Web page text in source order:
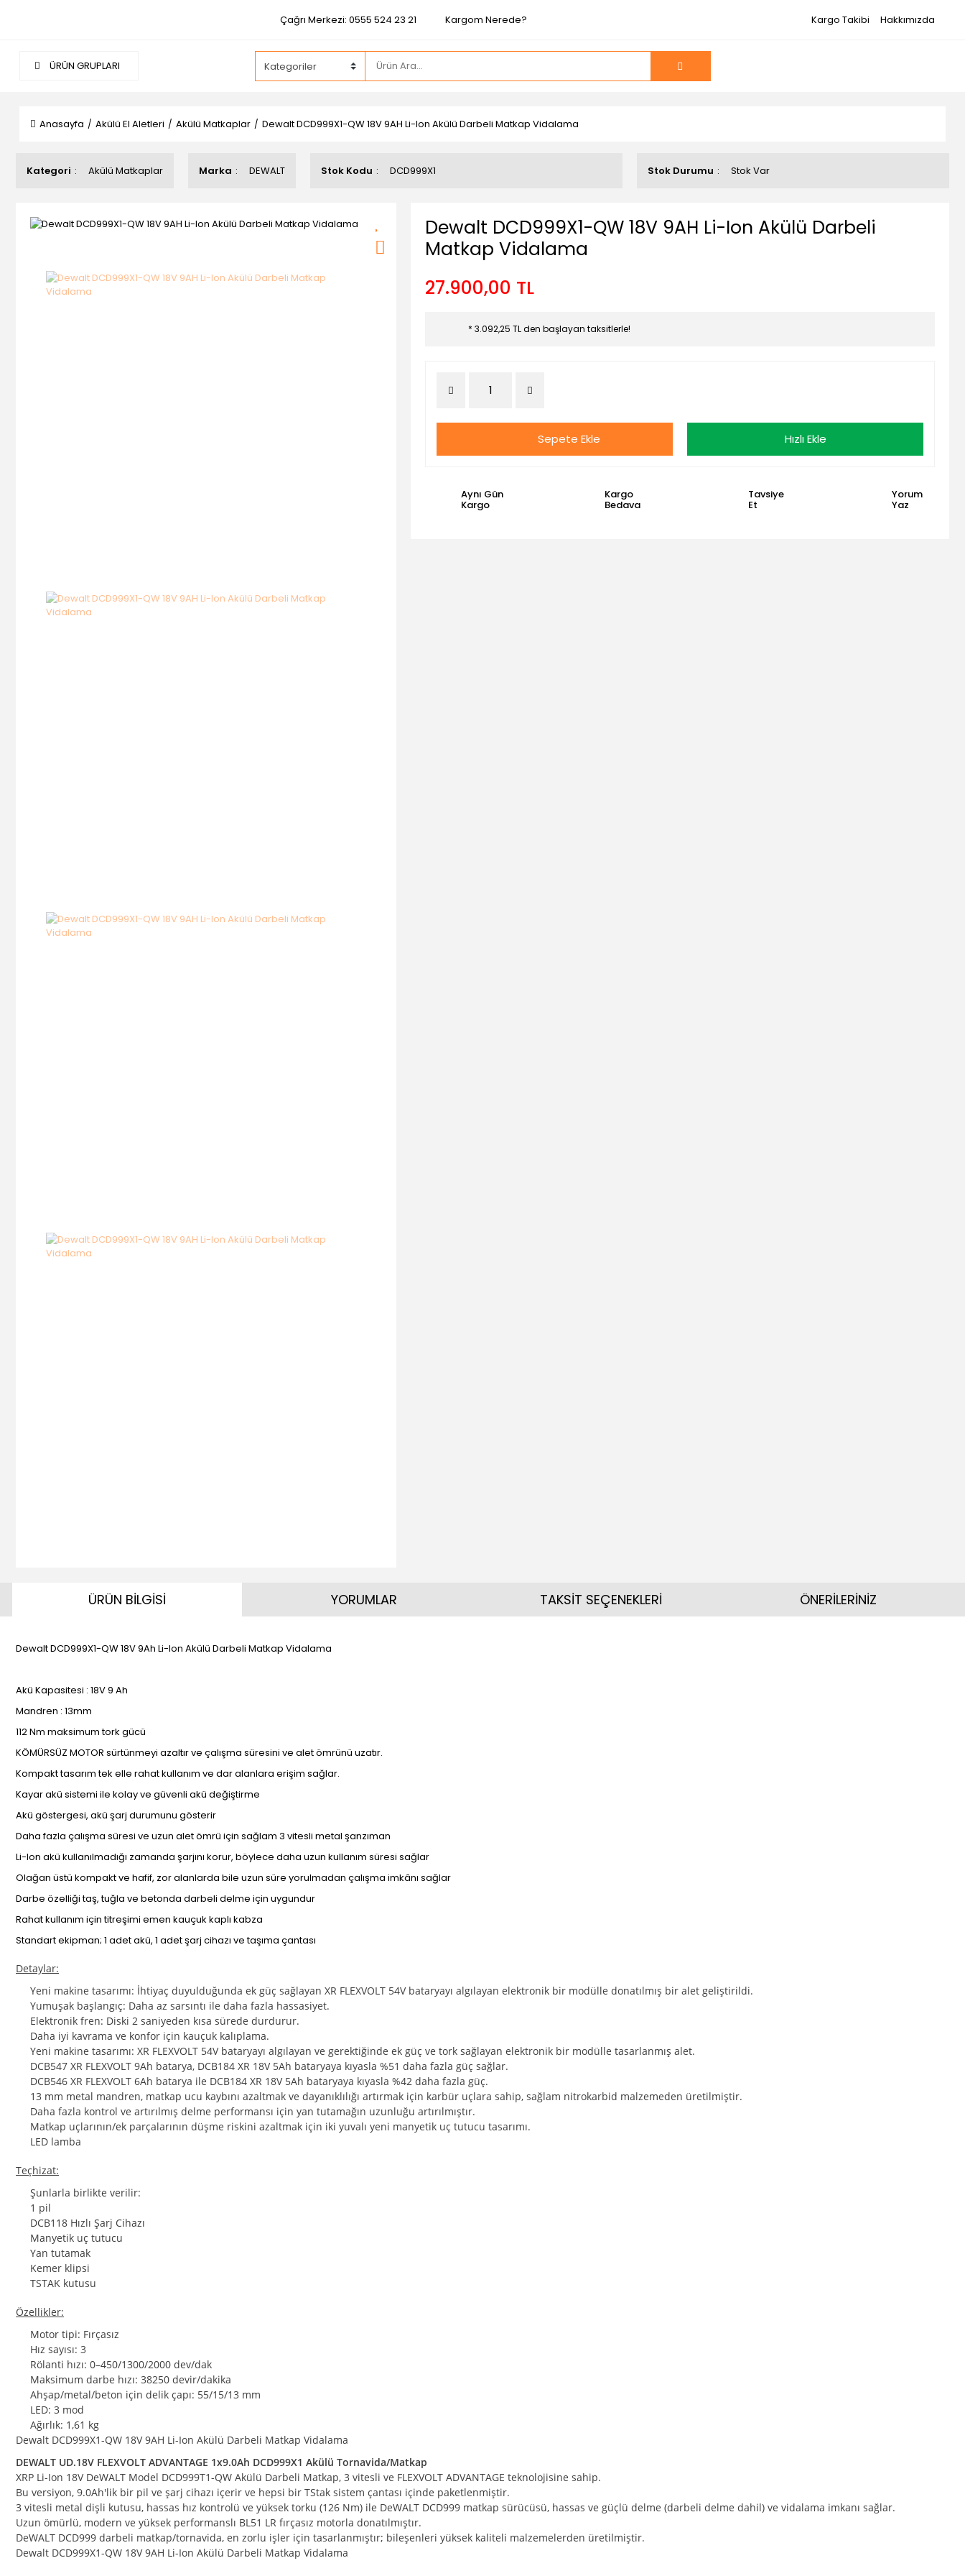
Çağrı Merkezi: 0555 524 23 21 Kargom Nerede? Kargo Takibi Hakkımızda
ÜRÜN GRUPLARI
Anasayfa Akülü El Aletleri Akülü Matkaplar Dewalt DCD999X1-QW 18V 9AH Li-Ion Akülü Darbeli Matkap Vidalama
Kategori Akülü Matkaplar Marka DEWALT Stok Kodu DCD999X1 Stok Durumu Stok Var
Dewalt DCD999X1-QW 18V 9AH Li-Ion Akülü Darbeli
Matkap Vidalama
27.900,00 TL
* 3.092,25 TL den başlayan taksitlerle!
Sepete Ekle Hızlı Ekle
Aynı Gün
Kargo
Kargo
Bedava
Tavsiye
Et
Yorum
Yaz
ÜRÜN BİLGİSİ
Dewalt DCD999X1-QW 18V 9Ah Li-Ion Akülü Darbeli Matkap Vidalama
Akü Kapasitesi : 18V 9 Ah
Mandren : 13mm
112 Nm maksimum tork gücü
KÖMÜRSÜZ MOTOR sürtünmeyi azaltır ve çalışma süresini ve alet ömrünü uzatır.
Kompakt tasarım tek elle rahat kullanım ve dar alanlara erişim sağlar.
Kayar akü sistemi ile kolay ve güvenli akü değiştirme
Akü göstergesi, akü şarj durumunu gösterir
Daha fazla çalışma süresi ve uzun alet ömrü için sağlam 3 vitesli metal şanzıman
Li-Ion akü kullanılmadığı zamanda şarjını korur, böylece daha uzun kullanım süresi sağlar
Olağan üstü kompakt ve hafif, zor alanlarda bile uzun süre yorulmadan çalışma imkânı sağlar
Darbe özelliği taş, tuğla ve betonda darbeli delme için uygundur
Rahat kullanım için titreşimi emen kauçuk kaplı kabza
Standart ekipman; 1 adet akü, 1 adet şarj cihazı ve taşıma çantası
Detaylar:
Yeni makine tasarımı: İhtiyaç duyulduğunda ek güç sağlayan XR FLEXVOLT 54V bataryayı algılayan elektronik bir modülle donatılmış bir alet geliştirildi.
Yumuşak başlangıç: Daha az sarsıntı ile daha fazla hassasiyet.
Elektronik fren: Diski 2 saniyeden kısa sürede durdurur.
Daha iyi kavrama ve konfor için kauçuk kalıplama.
Yeni makine tasarımı: XR FLEXVOLT 54V bataryayı algılayan ve gerektiğinde ek güç ve tork sağlayan elektronik bir modülle tasarlanmış alet.
DCB547 XR FLEXVOLT 9Ah batarya, DCB184 XR 18V ​​​​5Ah bataryaya kıyasla %51 daha fazla güç sağlar.
DCB546 XR FLEXVOLT 6Ah batarya ile DCB184 XR 18V ​​​​5Ah bataryaya kıyasla %42 daha fazla güç.
13 mm metal mandren, matkap ucu kaybını azaltmak ve dayanıklılığı artırmak için karbür uçlara sahip, sağlam nitrokarbid malzemeden üretilmiştir.
Daha fazla kontrol ve artırılmış delme performansı için yan tutamağın uzunluğu artırılmıştır.
Matkap uçlarının/ek parçalarının düşme riskini azaltmak için iki yuvalı yeni manyetik uç tutucu tasarımı.
LED lamba
Teçhizat:
Şunlarla birlikte verilir:
1 pil
DCB118 Hızlı Şarj Cihazı
Manyetik uç tutucu
Yan tutamak
Kemer klipsi
TSTAK kutusu
Özellikler:
Motor tipi: Fırçasız
Hız sayısı: 3
Rölanti hızı: 0–450/1300/2000 dev/dak
Maksimum darbe hızı: 38250 devir/dakika
Ahşap/metal/beton için delik çapı: 55/15/13 mm
LED: 3 mod
Ağırlık: 1,61 kg
Dewalt DCD999X1-QW 18V 9AH Li-Ion Akülü Darbeli Matkap Vidalama
DEWALT UD.18V FLEXVOLT ADVANTAGE 1x9.0Ah DCD999X1 Akülü Tornavida/Matkap
XRP Li-Ion 18V DeWALT Model DCD999T1-QW Akülü Darbeli Matkap, 3 vitesli ve FLEXVOLT ADVANTAGE teknolojisine sahip.
Bu versiyon, 9.0Ah'lik bir pil ve şarj cihazı içerir ve hepsi bir TStak sistem çantası içinde paketlenmiştir.
3 vitesli metal dişli kutusu, hassas hız kontrolü ve yüksek torku (126 Nm) ile DeWALT DCD999 matkap sürücüsü, hassas ve güçlü delme (darbeli delme dahil) ve vidalama imkanı sağlar.
Uzun ömürlü, modern ve yüksek performanslı BL51 LR fırçasız motorla donatılmıştır.
DeWALT DCD999 darbeli matkap/tornavida, en zorlu işler için tasarlanmıştır; bileşenleri yüksek kaliteli malzemelerden üretilmiştir.
Dewalt DCD999X1-QW 18V 9AH Li-Ion Akülü Darbeli Matkap Vidalama
YORUMLAR TAKSİT SEÇENEKLERİ ÖNERİLERİNİZ